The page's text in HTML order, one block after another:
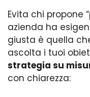
Evita chi propone
azienda ha
giusta è quella
ascolta i tuoi
strategia su
con chiarezza: